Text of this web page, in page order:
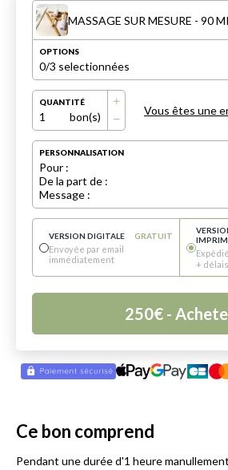
OPTIONS
0/3 selectionnées
QUANTITÉ
1 bon(s) Vous êtes une
PERSONNALISATION
Pour :
De la part de :
Message :
VERSION DIGITALE GRATUIT
Envoyée par email
immédiatement
+
250€-
Ce bon comprend
Pendant une durée d'1 heure